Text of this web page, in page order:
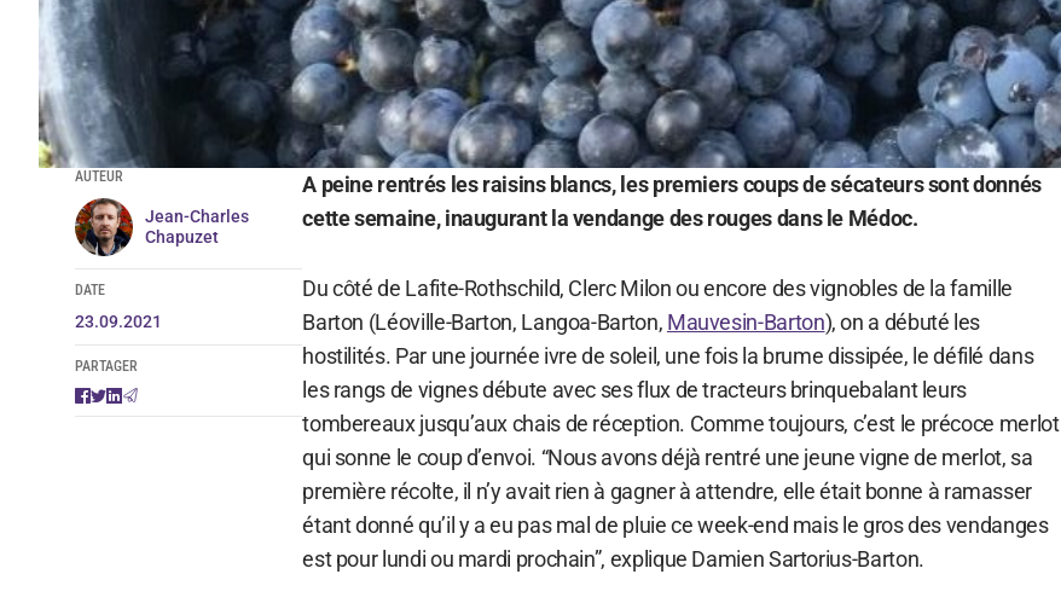
AUTEUR
Jean-Charles
Chapuzet
DATE
23.09.2021
PARTAGER
A peine rentrés les raisins blancs, les premiers coups de sécateurs sont donnés
cette semaine, inaugurant la vendange des rouges dans le Médoc.
Du côté de Lafite-Rothschild, Clerc Milon ou encore des vignobles de la famille
Barton (Léoville-Barton, Langoa-Barton, Mauvesin-Barton), on a débuté les
hostilités. Par une journée ivre de soleil, une fois la brume dissipée, le défilé dans
les rangs de vignes débute avec ses flux de tracteurs brinquebalant leurs
tombereaux jusqu’aux chais de réception. Comme toujours, c’est le précoce merlot
qui sonne le coup d’envoi. “Nous avons déjà rentré une jeune vigne de merlot, sa
première récolte, il n’y avait rien à gagner à attendre, elle était bonne à ramasser
étant donné qu’il y a eu pas mal de pluie ce week-end mais le gros des vendanges
est pour lundi ou mardi prochain”, explique Damien Sartorius-Barton.